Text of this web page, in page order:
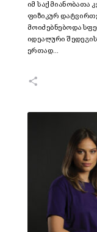
იმ
ფიზიკურ
მოიძებნებოდა
იდეალური
ერთად…